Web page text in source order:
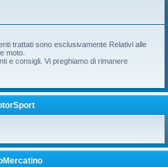
trattati sono esclusivamente Relativi alle
moto.
e consigli. Vi preghiamo di rimanere